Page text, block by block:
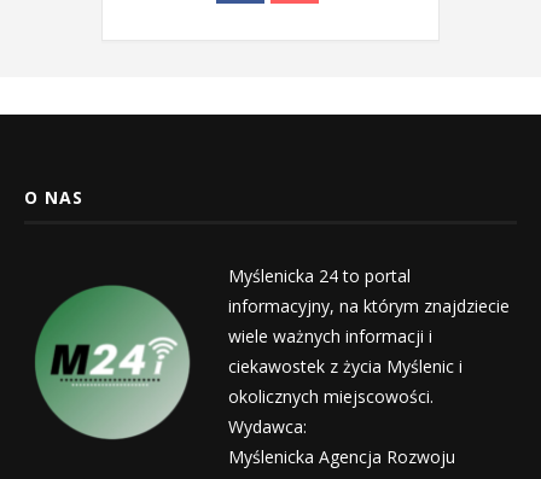
O NAS
Myślenicka 24 to portal
informacyjny, na którym znajdziecie
wiele ważnych informacji i
ciekawostek z życia Myślenic i
okolicznych miejscowości.
Wydawca:
Myślenicka Agencja Rozwoju